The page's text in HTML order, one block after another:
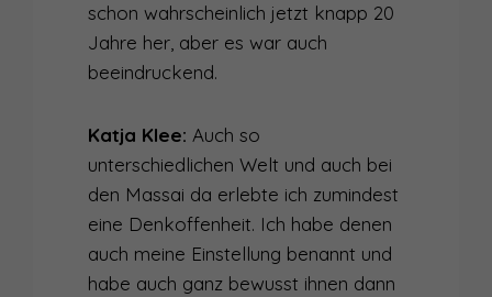
schon wahrscheinlich jetzt knapp 20
Jahre her, aber es war auch
beeindruckend.
Katja Klee: Auch so
unterschiedlichen Welt und auch bei
den Massai da erlebte ich zumindest
eine Denkoffenheit. Ich habe denen
auch meine Einstellung benannt und
habe auch ganz bewusst ihnen dann